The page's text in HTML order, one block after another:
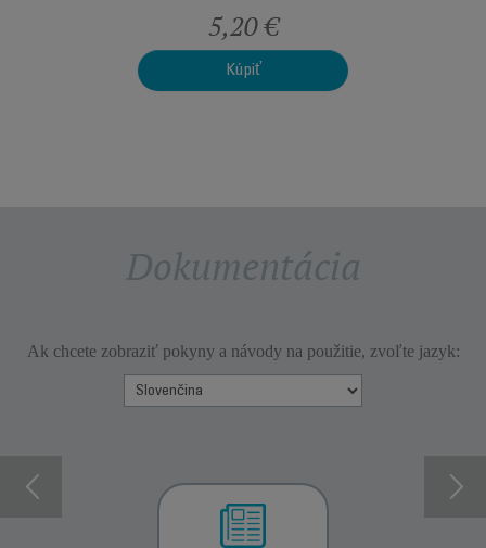
5,20 €
Kúpiť
Dokumentácia
Ak chcete zobraziť pokyny a návody na použitie, zvoľte jazyk: